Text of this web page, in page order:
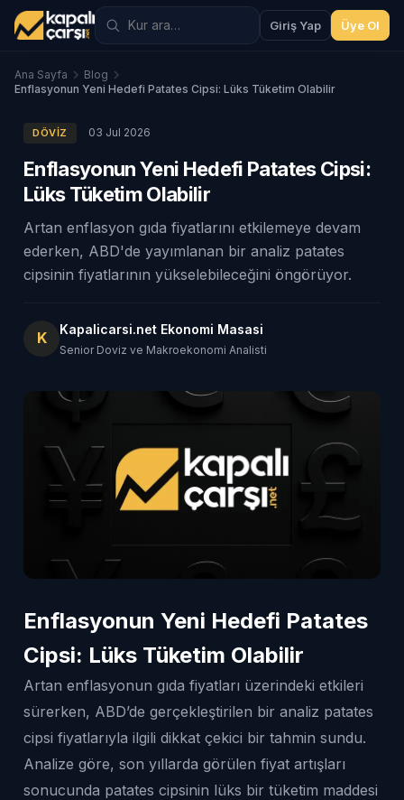
Giriş Yap Üye Ol
Ana Sayfa
Blog
Enflasyonun Yeni Hedefi Patates Cipsi: Lüks Tüketim Olabilir
DÖVIZ 03 Jul 2026
Enflasyonun Yeni Hedefi Patates Cipsi:
Lüks Tüketim Olabilir
Artan enflasyon gıda fiyatlarını etkilemeye devam
ederken, ABD'de yayımlanan bir analiz patates
cipsinin fiyatlarının yükselebileceğini öngörüyor.
K Kapalicarsi.net Ekonomi Masasi
Senior Doviz ve Makroekonomi Analisti
Enflasyonun Yeni Hedefi Patates
Cipsi: Lüks Tüketim Olabilir
Artan enflasyonun gıda fiyatları üzerindeki etkileri
sürerken, ABD’de gerçekleştirilen bir analiz patates
cipsi fiyatlarıyla ilgili dikkat çekici bir tahmin sundu.
Analize göre, son yıllarda görülen fiyat artışları
sonucunda patates cipsinin lüks bir tüketim maddesi